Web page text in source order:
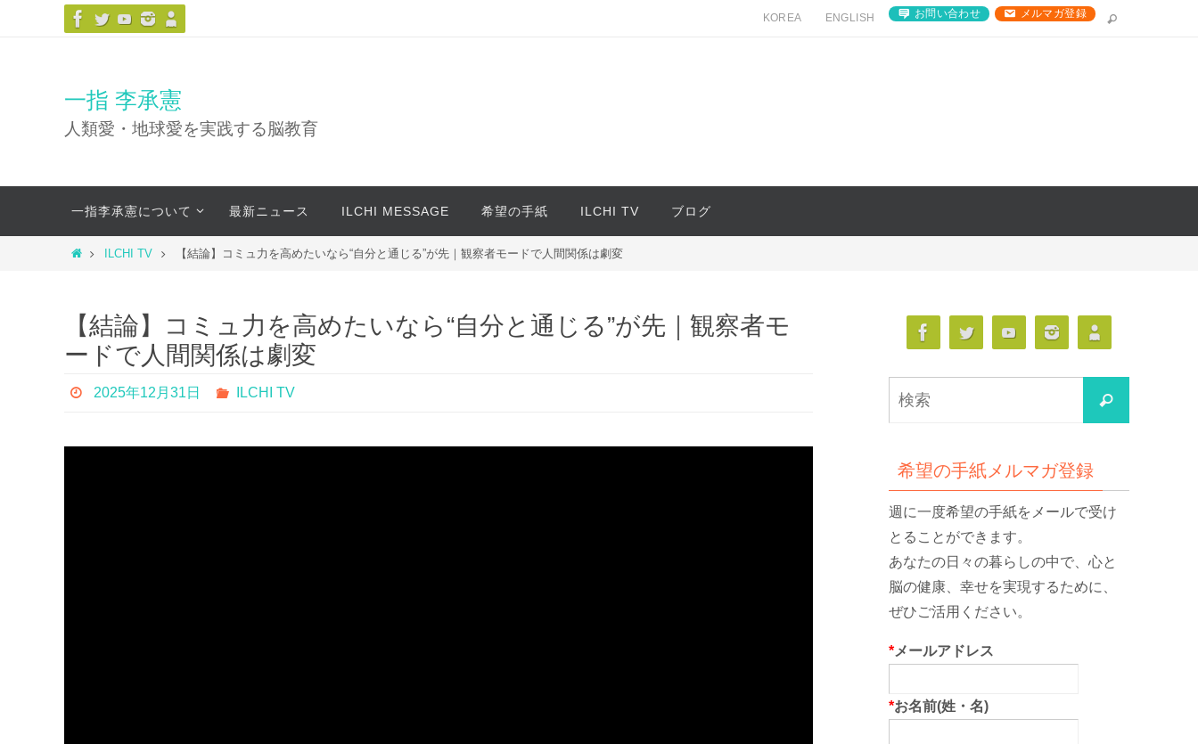
キ
プ
KOREA ENGLISH お問い合わせ メルマガ登録
一指 李承憲
人類愛・地球愛を実践する脳教育
テ
一指李承憲について 最新ニュース ILCHI MESSAGE 希望の手紙 ILCHI TV ブログ
ホ
ILCHI TV 【結論】コミュ力を高めたいなら“自分と通じる”が先｜観察者モードで人間関係は劇変
【結論】コミュ力を高めたいなら“自分と通じる”が先｜観察者モ
ードで人間関係は劇変
2025年12月31日 ILCHI TV
検
索
希望の手紙メルマガ登録
週に一度希望の手紙をメールで受け
とることができます。
あなたの日々の暮らしの中で、心と
脳の健康、幸せを実現するために、
ぜひご活用ください。
*メールアドレス
*お名前(姓・名)